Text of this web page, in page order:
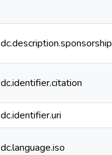
dc.description.sponsorship
dc.identifier.citation
dc.identifier.uri
dc.language.iso